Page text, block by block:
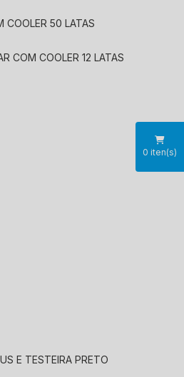
COOLER 50 LATAS
COM COOLER 12 LATAS
E TESTEIRA PRETO
0 iten(s)